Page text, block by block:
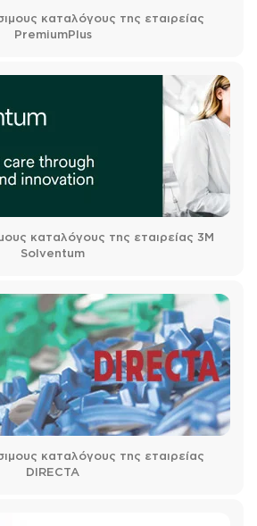
καταλόγους της εταιρείας
PremiumPlus
καταλόγους της εταιρείας 3M
Solventum
καταλόγους της εταιρείας
DIRECTA